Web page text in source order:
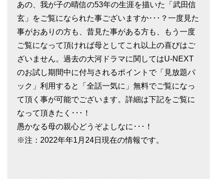
あの、我が子の晴信の53年の生涯を描いた「武田信
玄」をご覧になられた事ございますか･･･？一度見た
事がおありの方も、昔見た事がある方も、もう一度
ご覧になって頂ければ母としてこれ以上の喜びはご
ざいません。過去の大河ドラマに関してはU-NEXT
のお試し期間中に付与されるポイントで「見放題パ
ック」利用すると「全話一気に」無料でご覧になっ
て頂く事が可能でございます。詳細は下記をご覧に
なって頂きたく･･･！
愚かなる母の親心どうぞよしなに･･･！
※注：2022年年1月24日現在の情報です。